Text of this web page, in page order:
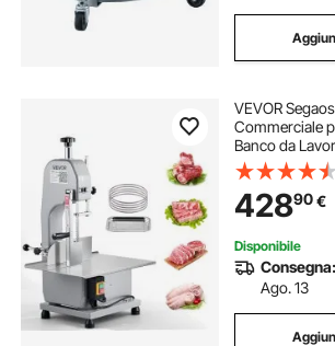
VEVOR
Commerciale
Banco da
Macchina per
Banco
Lama per
Commerciale
42890€
Disponibile
Consegna:
Ago. 13